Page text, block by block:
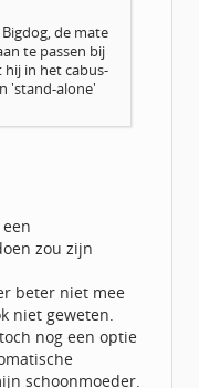
de mate
te passen bij
in het cabus-
'stand-alone'
zou zijn
beter niet mee
niet geweten.
nog een optie
schoonmoeder.